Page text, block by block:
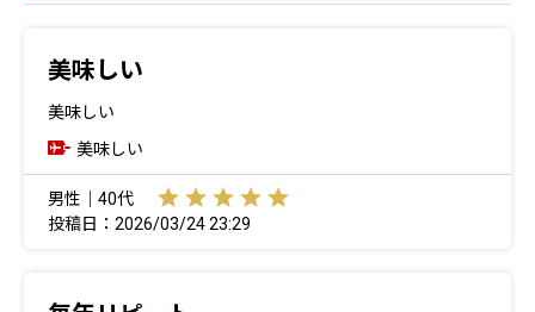
美味しい
美味しい
美味しい
男性｜40代
投稿日：2026/03/24 23:29